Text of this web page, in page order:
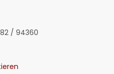
/ 94360